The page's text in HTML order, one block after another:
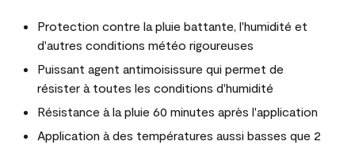
Protection contre la pluie battante, l'humidité et
d'autres conditions météo rigoureuses
Puissant agent antimoisissure qui permet de
résister à toutes les conditions d'humidité
Résistance à la pluie 60 minutes après l'application
Application à des températures aussi basses que 2